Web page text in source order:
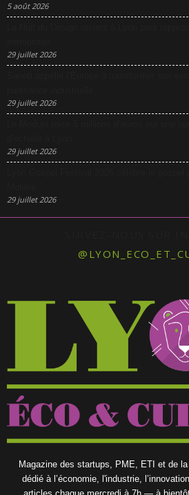
5 août 2026
29 juillet 2026
29 juillet 2026
29 juillet 2026
29 juillet 2026
Magazine des startups, PME, ETI et de
dédié à l’économie, l'industrie,